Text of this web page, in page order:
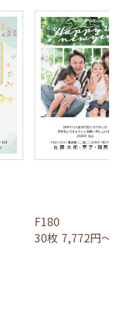
F180
30枚 7,772円～